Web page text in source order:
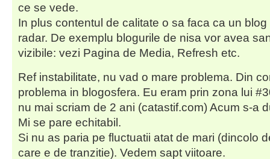
ce se vede.
In plus contentul de calitate o sa faca ca un
radar. De exemplu blogurile de nisa vor avea
vizibile: vezi Pagina de Media, Refresh etc.
Ref instabilitate, nu vad o mare problema. Din
problema in blogosfera. Eu eram prin zona lui
nu mai scriam de 2 ani (catastif.com) Acum s-a
Mi se pare echitabil.
Si nu as paria pe fluctuatii atat de mari (dincolo
care e de tranzitie). Vedem sapt viitoare.